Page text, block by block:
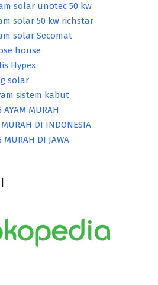
solar unotec 50 kw
solar 50 kw richstar
solar Secomat
house
Hypex
solar
sistem kabut
AYAM MURAH
MURAH DI INDONESIA
MURAH DI JAWA